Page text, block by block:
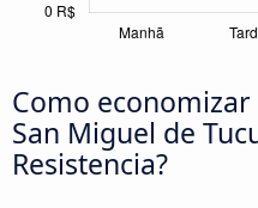
Como
San Miguel de
Resistencia?